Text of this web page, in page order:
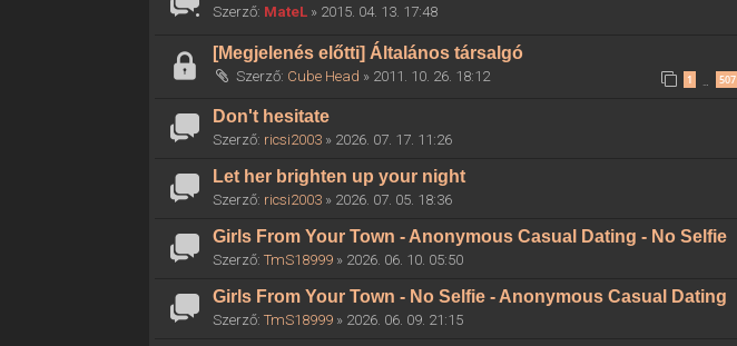
Szerző: MateL » 2015. 04. 13. 17:48
[Megjelenés előtti] Általános társalgó
Szerző: Cube Head » 2011. 10. 26. 18:12 1 507
Don't hesitate
Szerző: ricsi2003 » 2026. 07. 17. 11:26
Let her brighten up your night
Szerző: ricsi2003 » 2026. 07. 05. 18:36
Girls From Your Town - Anonymous Casual Dating - No Selfie
Szerző:TmS18999 » 2026. 06. 10. 05:50
Girls From Your Town - No Selfie - Anonymous Casual Dating
Szerző:TmS18999 » 2026. 06. 09. 21:15